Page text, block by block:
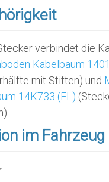
verbindet die
Kabelbaum
mit Stiften) und
14K733 (FL)
im Fahrzeug